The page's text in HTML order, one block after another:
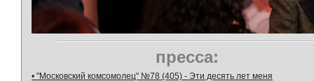
пресса:
• "Московский комсомолец" №78 (405) - Эти десять лет меня